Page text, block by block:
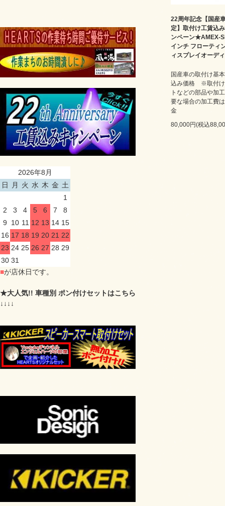
2026年8月
日
月 火 水 木 金 土
1
2
3 4 5 6 7
8
9
10 11 12 13 14 15
16 17 18 19 20 21 22
23 24 25 26 27 28 29
30 31
■が店休日です。
★大人気!! 車種別 ポン付けセットはこちら
↓↓↓↓
22周年記念【国産
定】取付け工賃込
ンペーン★AMEX-
インチ フローティ
ィスプレイオーデ
国産車の取付け基
込み価格 ※取付け
トなどの部品や加
要な場合の加工費
金
80,000円(税込